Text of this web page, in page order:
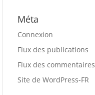
Méta
Connexion
Flux des publications
Flux des commentaires
Site de WordPress-FR